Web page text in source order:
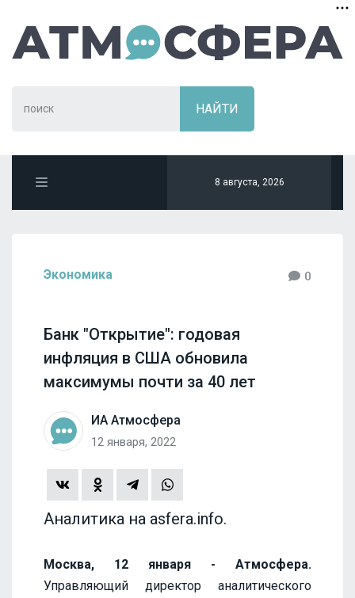
8 августа, 2026
Экономика 0
Банк "Открытие": годовая
инфляция в США обновила
максимумы почти за 40 лет
ИА Атмосфера
12 января, 2022
Аналитика на asfera.info.
Москва, 12 января - Атмосфера.
Управляющий директор аналитического